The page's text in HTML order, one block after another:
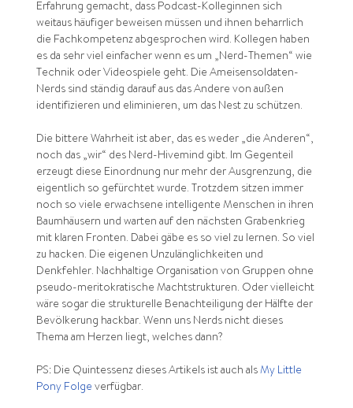
Erfahrung gemacht, dass Podcast-Kolleginnen sich
weitaus häufiger beweisen müssen und ihnen beharrlich
die Fachkompetenz abgesprochen wird. Kollegen haben
es da sehr viel einfacher wenn es um „Nerd-Themen“ wie
Technik oder Videospiele geht. Die Ameisensoldaten-
Nerds sind ständig darauf aus das Andere von außen
identifizieren und eliminieren, um das Nest zu schützen.
Die bittere Wahrheit ist aber, das es weder „die Anderen“,
noch das „wir“ des Nerd-Hivemind gibt. Im Gegenteil
erzeugt diese Einordnung nur mehr der Ausgrenzung, die
eigentlich so gefürchtet wurde. Trotzdem sitzen immer
noch so viele erwachsene intelligente Menschen in ihren
Baumhäusern und warten auf den nächsten Grabenkrieg
mit klaren Fronten. Dabei gäbe es so viel zu lernen. So viel
zu hacken. Die eigenen Unzulänglichkeiten und
Denkfehler. Nachhaltige Organisation von Gruppen ohne
pseudo-meritokratische Machtstrukturen. Oder vielleicht
wäre sogar die strukturelle Benachteiligung der Hälfte der
Bevölkerung hackbar. Wenn uns Nerds nicht dieses
Thema am Herzen liegt, welches dann?
PS: Die Quintessenz dieses Artikels ist auch als My Little
Pony Folge verfügbar.